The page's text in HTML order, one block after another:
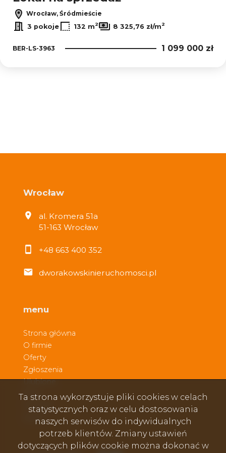
Wrocław, Śródmieście
3 pokoje
132 m2 8 325,76 zł/m2
BER-LS-3963 1 099 000 zł
Wrocław
al. Kromera 51a
51-163 Wrocław
+48 663 400 352
dworakowskinieruchomosci.pl
menu
Strona główna
O firmie
Oferty
Zgłoszenia
Ulubione
Blog
Kontakt
Rodo
Ta strona wykorzystuje pliki cookies w celach
statystycznych oraz w celu dostosowania
naszych serwisów do indywidualnych
potrzeb klientów. Zmiany ustawień
dotyczących plików cookie można dokonać w